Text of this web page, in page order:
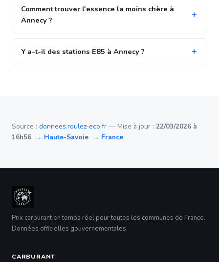
Comment trouver l'essence la moins chère à
Annecy ?
Y a-t-il des stations E85 à Annecy ?
Source : donnees.roulez-eco.fr — Mise à jour : 22/03/2026 à
16h56 → Haute-Savoie → France
Prix carburant en temps réel pour toutes les communes de France.
Données officielles gouvernementales.
CARBURANT